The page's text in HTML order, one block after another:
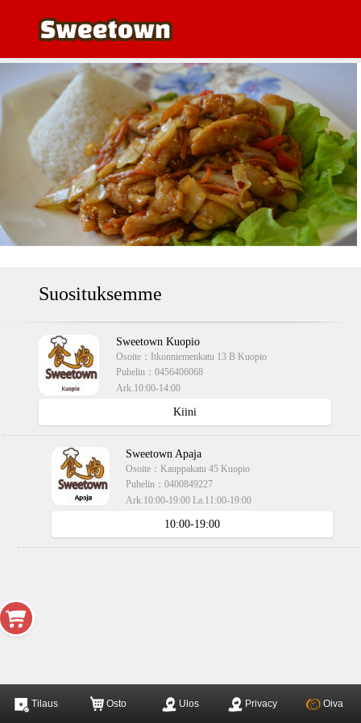
Suosituksemme
Sweetown Kuopio
Osoite：
Itkonniemenkatu 13 B Kuopio
Puhelin：0456406068
Ark.10:00-14:00
Kiini
Sweetown Apaja
Osoite： Kauppakatu 45 Kuopio
Puhelin：0400849227
Ark.10:00-19:00 La.11:00-19:00
10:00-19:00
Tilaus Osto Ulos Privacy Oiva